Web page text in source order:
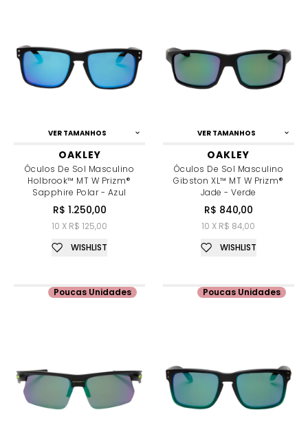
VER TAMANHOS
OAKLEY
Óculos De Sol Masculino
Holbrook™ MT W Prizm®
Sapphire Polar - Azul
R$ 1.250,00
10 X R$ 125,00
WISHLIST
VER TAMANHOS
OAKLEY
Óculos De Sol Masculino
Gibston XL™ MT W Prizm®
Jade - Verde
R$ 840,00
10 X R$ 84,00
WISHLIST
Poucas Unidades Poucas Unidades